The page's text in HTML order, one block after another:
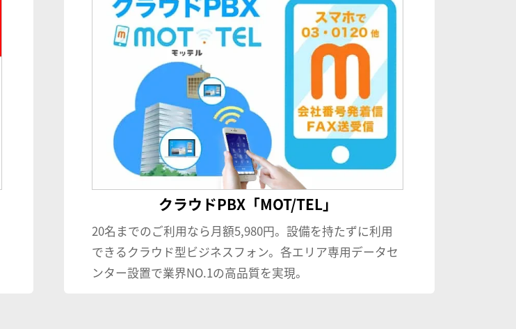
クラウドPBX「MOT/TEL」
20名までのご利用なら月額5,980円。設備を持たずに利用
できるクラウド型ビジネスフォン。各エリア専用データセ
ンター設置で業界NO.1の高品質を実現。